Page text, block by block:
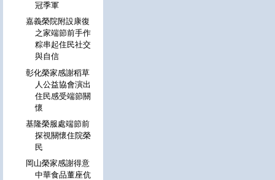
冠季軍
嘉義榮院附設康復
之家端節前手作
粽串起住民社交
與自信
彰化榮家感謝稻草
人公益協會演出
住民感受端節關
懷
基隆榮服處端節前
探視關懷住院榮
民
岡山榮家感謝得意
中華食品董座伉